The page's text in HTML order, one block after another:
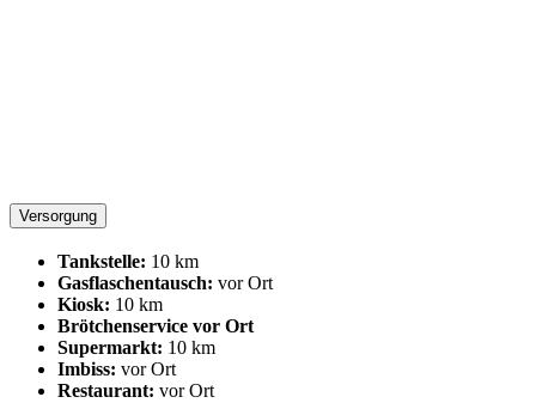
Versorgung
Tankstelle: 10 km
Gasflaschentausch: vor Ort
Kiosk: 10 km
Brötchenservice vor Ort
Supermarkt: 10 km
Imbiss: vor Ort
Restaurant: vor Ort